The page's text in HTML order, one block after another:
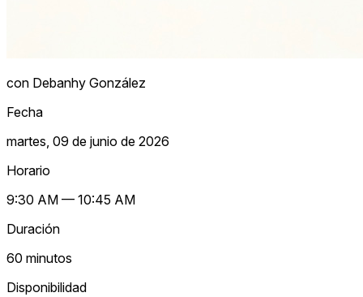
con Debanhy González
Fecha
martes, 09 de junio de 2026
Horario
9:30 AM — 10:45 AM
Duración
60 minutos
Disponibilidad